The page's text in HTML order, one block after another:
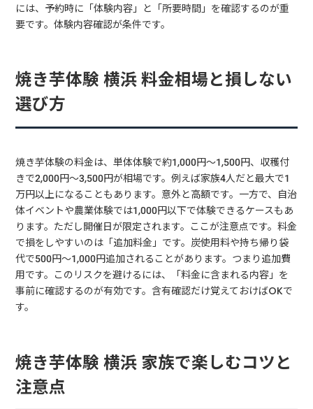
には、予約時に「体験内容」と「所要時間」を確認するのが重
要です。体験内容確認が条件です。
焼き芋体験 横浜 料金相場と損しない
選び方
焼き芋体験の料金は、単体体験で約1,000円〜1,500円、収穫付
きで2,000円〜3,500円が相場です。例えば家族4人だと最大で1
万円以上になることもあります。意外と高額です。一方で、自治
体イベントや農業体験では1,000円以下で体験できるケースもあ
ります。ただし開催日が限定されます。ここが注意点です。料金
で損をしやすいのは「追加料金」です。炭使用料や持ち帰り袋
代で500円〜1,000円追加されることがあります。つまり追加費
用です。このリスクを避けるには、「料金に含まれる内容」を
事前に確認するのが有効です。含有確認だけ覚えておけばOKで
す。
焼き芋体験 横浜 家族で楽しむコツと
注意点